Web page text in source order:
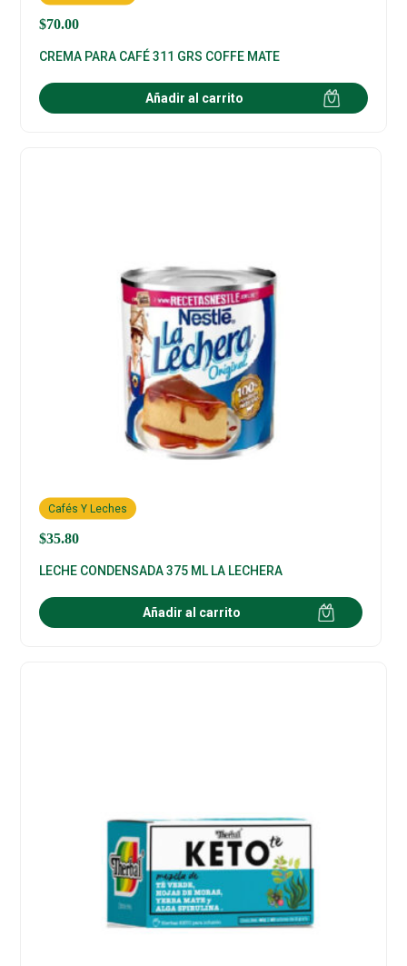
$70.00
CREMA PARA CAFÉ 311 GRS COFFE MATE
Añadir al carrito
$35.80
Cafés Y Leches
LECHE CONDENSADA 375 ML LA LECHERA
Añadir al carrito